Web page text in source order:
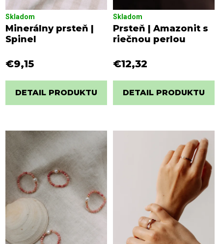
Minerálny prsteň |
Spinel
Skladom
€9,15
DETAIL PRODUKTU
Prsteň | Amazonit s
riečnou perlou
Skladom
€12,32
DETAIL PRODUKTU